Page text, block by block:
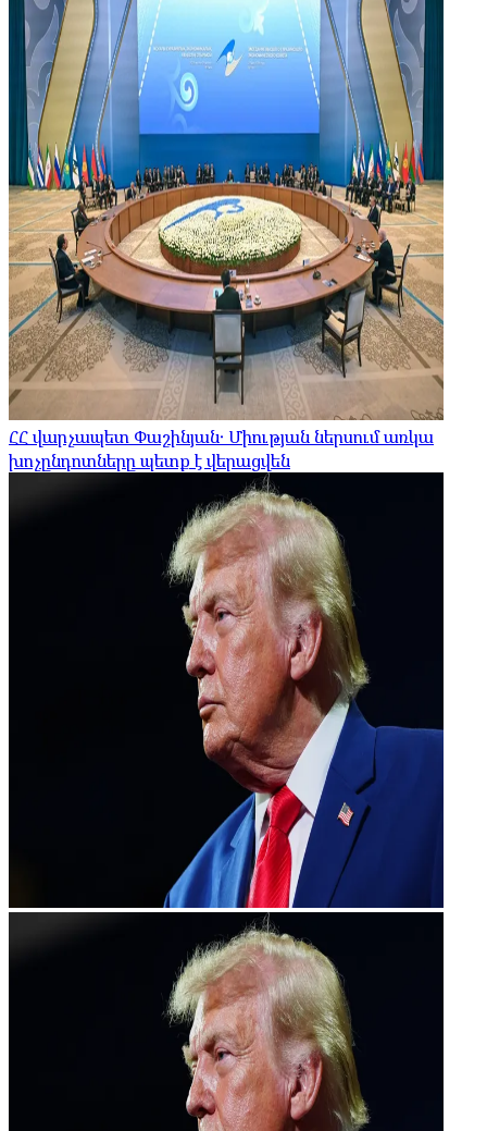
ՀՀ վարչապետ Փաշինյան․ Միության ներսում առկա
խոչընդոտները պետք է վերացվեն